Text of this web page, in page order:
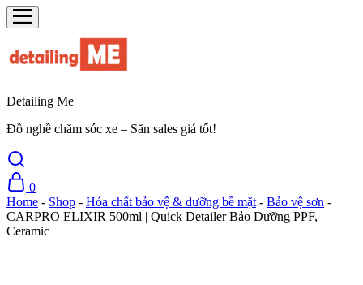
Detailing Me
Đồ nghề chăm sóc xe – Săn sales giá tốt!
0
Home - Shop - Hóa chất bảo vệ & dưỡng bề mặt - Bảo vệ sơn -
CARPRO ELIXIR 500ml | Quick Detailer Bảo Dưỡng PPF,
Ceramic